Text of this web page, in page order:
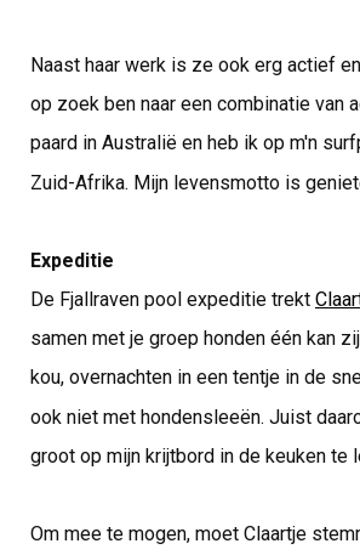
Naast haar werk is ze ook erg actief
op zoek ben naar een combinatie van
paard in Australië en heb ik op m'n
Zuid-Afrika. Mijn levensmotto is
Expeditie
De Fjallraven pool expeditie trekt
samen met je groep honden één kan
kou, overnachten in een tentje in de
ook niet met hondensleeën. Juist
groot op mijn krijtbord in de keuken te
Om mee te mogen, moet Claartje